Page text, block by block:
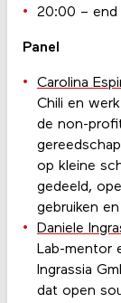
20:00 – end
Panel
Carolina
Chili en
de non-
op kleine
gedeeld,
gebruiken
Daniele
Lab-mentor
Ingrassia
dat open